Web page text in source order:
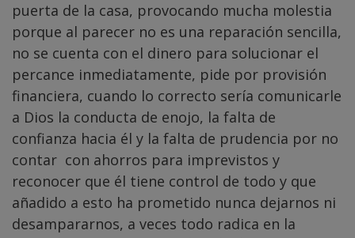
puerta de la casa, provocando mucha molestia
porque al parecer no es una reparación sencilla,
no se cuenta con el dinero para solucionar el
percance inmediatamente, pide por provisión
financiera, cuando lo correcto sería comunicarle
a Dios la conducta de enojo, la falta de
confianza hacia él y la falta de prudencia por no
contar con ahorros para imprevistos y
reconocer que él tiene control de todo y que
añadido a esto ha prometido nunca dejarnos ni
desampararnos, a veces todo radica en la